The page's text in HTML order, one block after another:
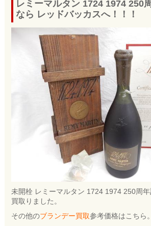
レミーマルタン 1724 1974 250
なら レッドバッカスへ！！！
未開栓 レミーマルタン 1724 1974 250周
買取りました。
その他のブランデー買取参考価格はこちら。